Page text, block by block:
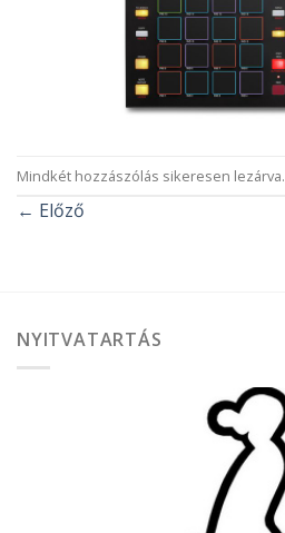
Mindkét hozzászólás sikeresen lezárva.
← Előző
NYITVATARTÁS